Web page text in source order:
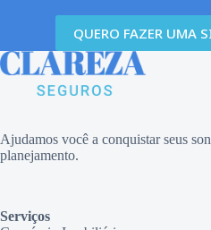
QUERO FAZER UMA
Ajudamos você a conquistar seus
planejamento.
Serviços